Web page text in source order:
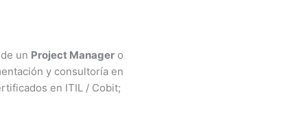
un Project Managero
y consultoría en
en ITIL / Cobit;